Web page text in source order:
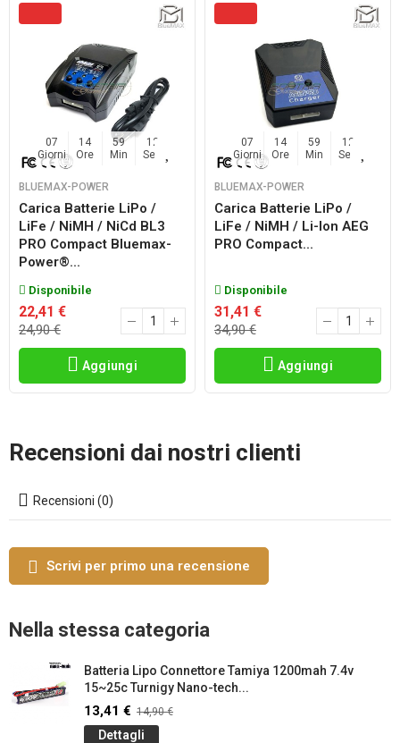
07
Giorni
14
Ore
59
Min
11
Sec
BLUEMAX-POWER
Carica Batterie LiPo /
LiFe / NiMH / NiCd BL3
PRO Compact Bluemax-
Power®...
Disponibile
22,41 €
24,90 €
Aggiungi
07
Giorni
14
Ore
59
Min
11
Sec
BLUEMAX-POWER
Carica Batterie LiPo /
LiFe / NiMH / Li-Ion AEG
PRO Compact...
Disponibile
31,41 €
34,90 €
Aggiungi
Recensioni dai nostri clienti
Recensioni (0)
Scrivi per primo una recensione
Nella stessa categoria
Batteria Lipo Connettore Tamiya 1200mah 7.4v
15~25c Turnigy Nano-tech...
13,41 € 14,90 €
Dettagli